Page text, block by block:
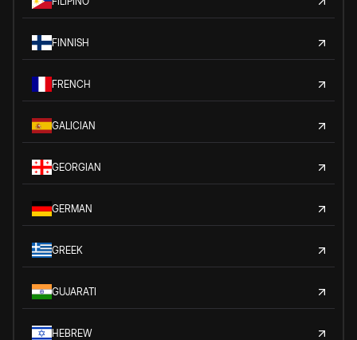
FINNISH
FRENCH
GALICIAN
GEORGIAN
GERMAN
GREEK
GUJARATI
HEBREW